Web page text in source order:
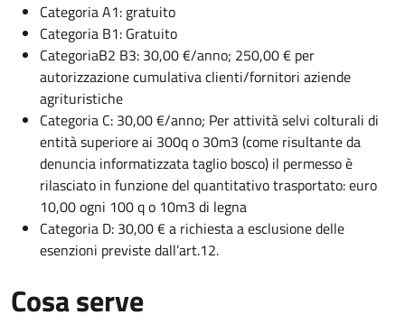
Categoria A1: gratuito
Categoria B1: Gratuito
CategoriaB2 B3: 30,00 €/anno; 250,00 € per
autorizzazione cumulativa clienti/fornitori aziende
agrituristiche
Categoria C: 30,00 €/anno; Per attività selvi colturali di
entità superiore ai 300q o 30m3 (come risultante da
denuncia informatizzata taglio bosco) il permesso è
rilasciato in funzione del quantitativo trasportato: euro
10,00 ogni 100 q o 10m3 di legna
Categoria D: 30,00 € a richiesta a esclusione delle
esenzioni previste dall’art.12.
Cosa serve